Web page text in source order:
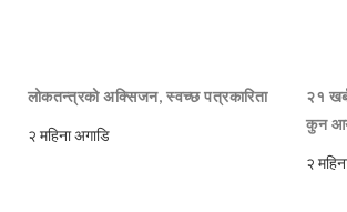
लोकतन्त्रको अक्सिजन, स्वच्छ पत्रकारिता
२ महिना अगाडि
२१
कुन
२